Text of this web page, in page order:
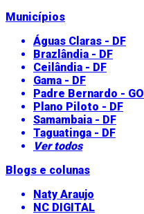
Municípios
Águas Claras - DF
Brazlândia - DF
Ceilândia - DF
Gama - DF
Padre Bernardo - GO
Plano Piloto - DF
Samambaia - DF
Taguatinga - DF
Ver todos
Blogs e colunas
Naty Araujo
NC DIGITAL